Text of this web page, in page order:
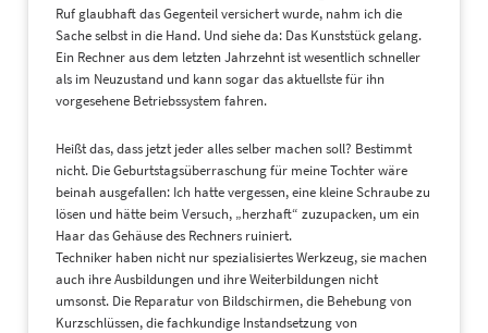
Ruf glaubhaft das Gegenteil versichert wurde, nahm ich die
Sache selbst in die Hand. Und siehe da: Das Kunststück gelang.
Ein Rechner aus dem letzten Jahrzehnt ist wesentlich schneller
als im Neuzustand und kann sogar das aktuellste für ihn
vorgesehene Betriebssystem fahren.
Heißt das, dass jetzt jeder alles selber machen soll? Bestimmt
nicht. Die Geburtstagsüberraschung für meine Tochter wäre
beinah ausgefallen: Ich hatte vergessen, eine kleine Schraube zu
lösen und hätte beim Versuch, „herzhaft“ zuzupacken, um ein
Haar das Gehäuse des Rechners ruiniert.
Techniker haben nicht nur spezialisiertes Werkzeug, sie machen
auch ihre Ausbildungen und ihre Weiterbildungen nicht
umsonst. Die Reparatur von Bildschirmen, die Behebung von
Kurzschlüssen, die fachkundige Instandsetzung von